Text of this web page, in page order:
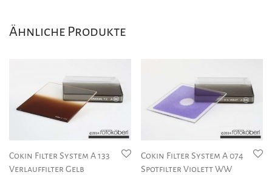
Ähnliche Produkte
Cokin Filter System A 133
Verlauffilter Gelb
Cokin Filter System A 074
Spotfilter Violett WW